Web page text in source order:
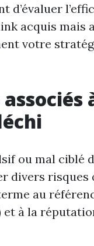
d’évaluer
acquis mais
votre
ou mal ciblé
divers risques
au
et à la